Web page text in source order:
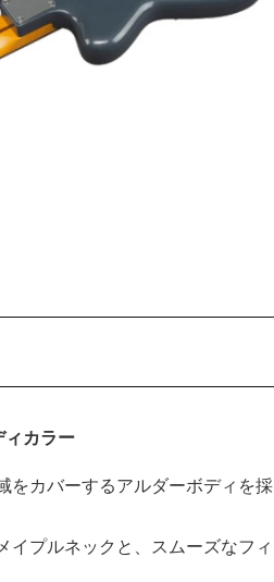
ィカラー
をカバーするアルダーボディを採
イプルネックと、スムーズなフィ